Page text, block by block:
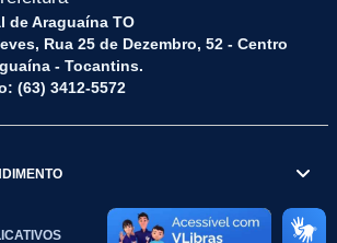
de Araguaína TO
Rua 25 de Dezembro, 52 - Centro
- Tocantins.
(63) 3412-5572